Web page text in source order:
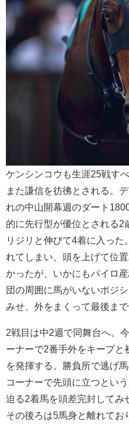
ケンシンコウも生涯25戦す
また謙信を彷彿とされる。
れの中山開幕週のダート
的に先行型が優位とされる2
リジリと伸びて4着に入った
れてしまい、頭を上げて位
かったが、いかにもパイロ
団の周囲に馬がいないポジ
みせ、外をまくって最後まで
2戦目は中2週で同舞台へ。
ーナーで2番手外をキープと
を発揮する。勝負所で逃げ
コーナーで先頭に立つとい
迫る2着馬を頭差完封してみ
その後ろは5馬身と離れてお